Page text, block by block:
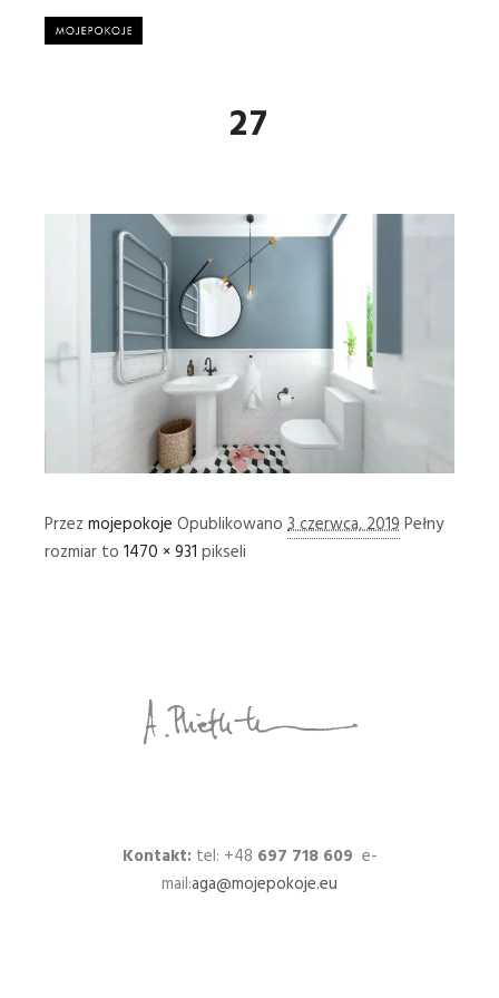
27
Przez mojepokoje Opublikowano 3 czerwca, 2019 Pełny
rozmiar to 1470 × 931 pikseli
Kontakt:tel: +48 697 718 609 e-
mail:aga@mojepokoje.eu